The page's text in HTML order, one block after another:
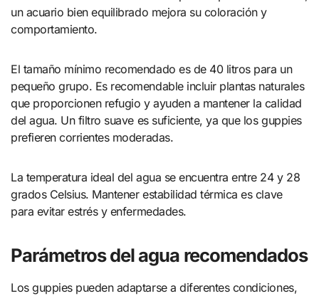
un acuario bien equilibrado mejora su coloración y
comportamiento.
El tamaño mínimo recomendado es de 40 litros para un
pequeño grupo. Es recomendable incluir plantas naturales
que proporcionen refugio y ayuden a mantener la calidad
del agua. Un filtro suave es suficiente, ya que los guppies
prefieren corrientes moderadas.
La temperatura ideal del agua se encuentra entre 24 y 28
grados Celsius. Mantener estabilidad térmica es clave
para evitar estrés y enfermedades.
Parámetros del agua recomendados
Los guppies pueden adaptarse a diferentes condiciones,